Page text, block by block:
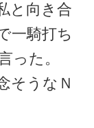
と向き合
一騎打ち
った。
そうなＮ